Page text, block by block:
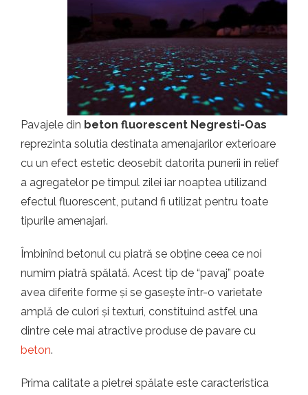
Pavajele din beton fluorescent Negresti-Oas
reprezinta solutia destinata amenajarilor exterioare
cu un efect estetic deosebit datorita punerii in relief
a agregatelor pe timpul zilei iar noaptea utilizand
efectul fluorescent, putand fi utilizat pentru toate
tipurile amenajari.
Îmbinînd betonul cu piatră se obține ceea ce noi
numim piatră spălată. Acest tip de “pavaj” poate
avea diferite forme și se gasește într-o varietate
amplă de culori și texturi, constituind astfel una
dintre cele mai atractive produse de pavare cu
beton.
Prima calitate a pietrei spălate este caracteristica